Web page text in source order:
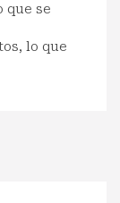
que se
lo que